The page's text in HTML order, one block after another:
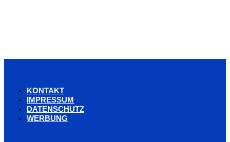
KONTAKT
IMPRESSUM
DATENSCHUTZ
WERBUNG